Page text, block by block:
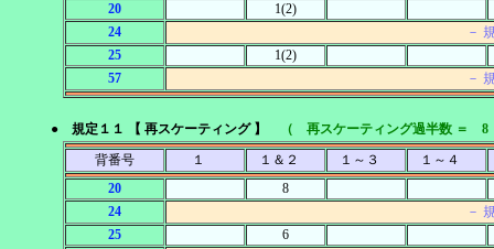
20
1(2)
24
－
25
1(2)
57
－
● 規定１１ 【 再スケーティング 】
（ 再スケーティング過半数 ＝
背番号
１ １＆２ １～３
１～４
20
8
24
－
25
6